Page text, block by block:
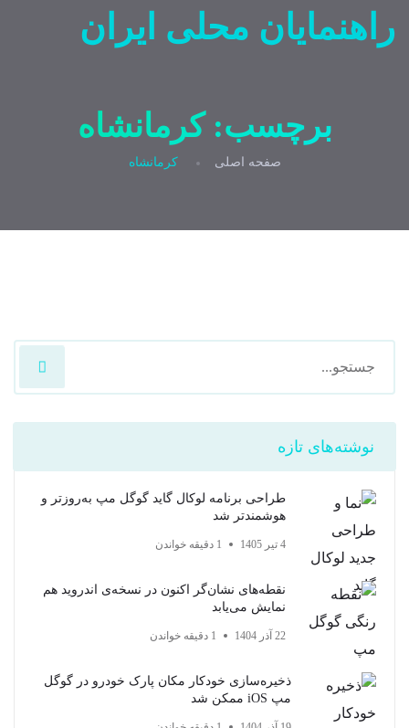
راهنمایان محلی ایران
برچسب:کرمانشاه
صفحه اصلی کرمانشاه
نوشته‌های تازه
طراحی برنامه لوکال گاید گوگل مپ به‌روزتر و
هوشمندتر شد
4 تیر 1405 1 دقیقه خواندن
نقطه‌های نشان‌گر اکنون در نسخه‌ی اندروید هم
نمایش می‌یابد
22 آذر 1404 1 دقیقه خواندن
ذخیره‌سازی خودکار مکان پارک خودرو در گوگل
مپ iOS ممکن شد